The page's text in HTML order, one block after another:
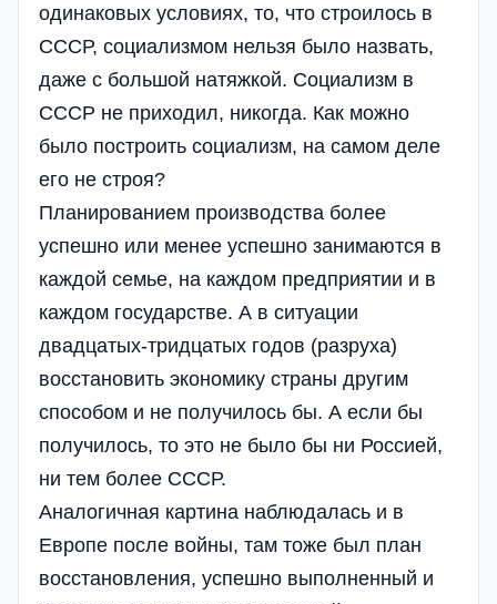
одинаковых условиях, то, что строилось в
СССР, социализмом нельзя было назвать,
даже с большой натяжкой. Социализм в
СССР не приходил, никогда. Как можно
было построить социализм, на самом деле
его не строя?
Планированием производства более
успешно или менее успешно занимаются в
каждой семье, на каждом предприятии и в
каждом государстве. А в ситуации
двадцатых-тридцатых годов (разруха)
восстановить экономику страны другим
способом и не получилось бы. А если бы
получилось, то это не было бы ни Россией,
ни тем более СССР.
Аналогичная картина наблюдалась и в
Европе после войны, там тоже был план
восстановления, успешно выполненный и